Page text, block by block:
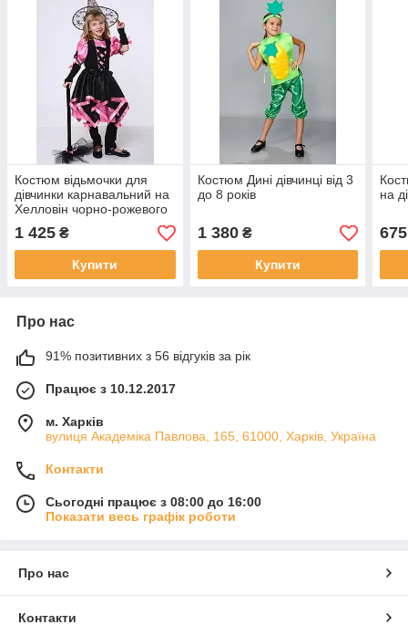
Костюм відьмочки для
дівчинки карнавальний на
Хелловін чорно-рожевого
кольору для дітей 3-6
років №3
1 425 ₴
Купити
Костюм Дині дівчинці від 3
до 8 років
1 380₴
Купити
на
675
Про нас
91% позитивних з 56 відгуків за рік
Працює з 10.12.2017
м. Харків
вулиця Академіка Павлова, 165, 61000, Харків, Україна
Контакти
Сьогодні працює з 08:00 до 16:00
Показати весь графік роботи
Про нас
Контакти